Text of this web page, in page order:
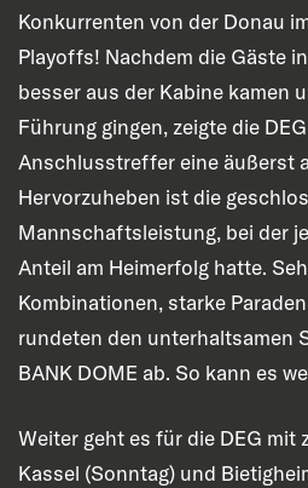
Konkurrenten von der Donau
Playoffs! Nachdem die Gäste
besser aus der Kabine kamen
Führung gingen, zeigte die
Anschlusstreffer eine äußerst
Hervorzuheben ist die
Mannschaftsleistung, bei der
Anteil am Heimerfolg hatte.
Kombinationen, starke
rundeten den unterhaltsamen
BANK DOME ab. So kann es
Weiter geht es für die DEG mit
Kassel (Sonntag) und